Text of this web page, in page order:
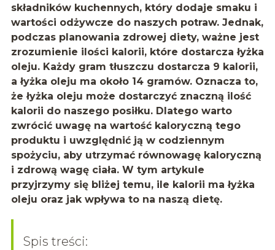
składników kuchennych, który dodaje smaku i
wartości odżywcze do naszych potraw. Jednak,
podczas planowania zdrowej diety, ważne jest
zrozumienie ilości kalorii, które dostarcza łyżka
oleju. Każdy gram tłuszczu dostarcza 9 kalorii,
a łyżka oleju ma około 14 gramów. Oznacza to,
że łyżka oleju może dostarczyć znaczną ilość
kalorii do naszego posiłku. Dlatego warto
zwrócić uwagę na wartość kaloryczną tego
produktu i uwzględnić ją w codziennym
spożyciu, aby utrzymać równowagę kaloryczną
i zdrową wagę ciała. W tym artykule
przyjrzymy się bliżej temu, ile kalorii ma łyżka
oleju oraz jak wpływa to na naszą dietę.
Spis treści: